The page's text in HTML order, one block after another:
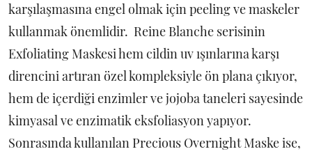
karşılaşmasına engel olmak için peeling ve maskeler
kullanmak önemlidir. Reine Blanche serisinin
Exfoliating Maskesi hem cildin uv ışınlarına karşı
direncini artıran özel kompleksiyle ön plana çıkıyor,
hem de içerdiği enzimler ve jojoba taneleri sayesinde
kimyasal ve enzimatik eksfoliasyon yapıyor.
Sonrasında kullanılan Precious Overnight Maske ise,